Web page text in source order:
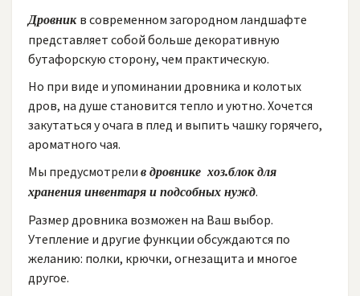
Дровник в современном загородном ландшафте
представляет собой больше декоративную
бутафорскую сторону, чем практическую.
Но при виде и упоминании дровника и колотых
дров, на душе становится тепло и уютно. Хочется
закутаться у очага в плед и выпить чашку горячего,
ароматного чая.
Мы предусмотрели в дровнике хоз.блок для
хранения инвентаря и подсобных нужд.
Размер дровника возможен на Ваш выбор.
Утепление и другие функции обсуждаются по
желанию: полки, крючки, огнезащита и многое
другое.